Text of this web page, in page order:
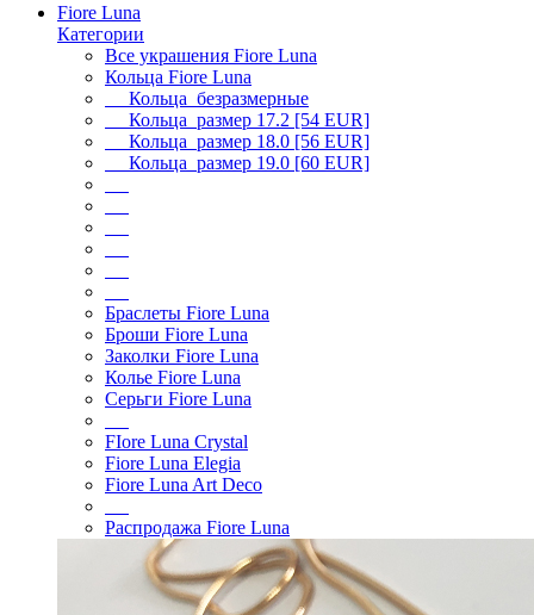
Fiore Luna
Категории
Все украшения Fiore Luna
Кольца Fiore Luna
Кольца безразмерные
Кольца размер 17.2 [54 EUR]
Кольца размер 18.0 [56 EUR]
Кольца размер 19.0 [60 EUR]
Браслеты Fiore Luna
Броши Fiore Luna
Заколки Fiore Luna
Колье Fiore Luna
Серьги Fiore Luna
FIore Luna Crystal
Fiore Luna Elegia
Fiore Luna Art Deco
Распродажа Fiore Luna